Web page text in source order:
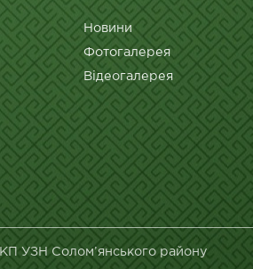
Новини
Фотогалерея
Відеогалерея
КП УЗН Солом’янського району